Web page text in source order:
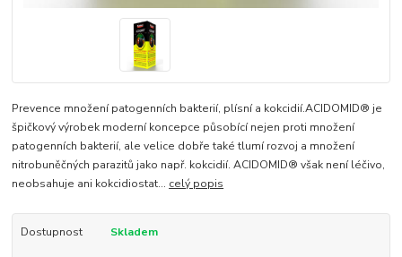
Prevence množení patogenních bakterií, plísní a kokcidií.ACIDOMID® je
špičkový výrobek moderní koncepce působící nejen proti množení
patogenních bakterií, ale velice dobře také tlumí rozvoj a množení
nitrobuněčných parazitů jako např. kokcidií. ACIDOMID® však není léčivo,
neobsahuje ani kokcidiostat... celý popis
Dostupnost Skladem